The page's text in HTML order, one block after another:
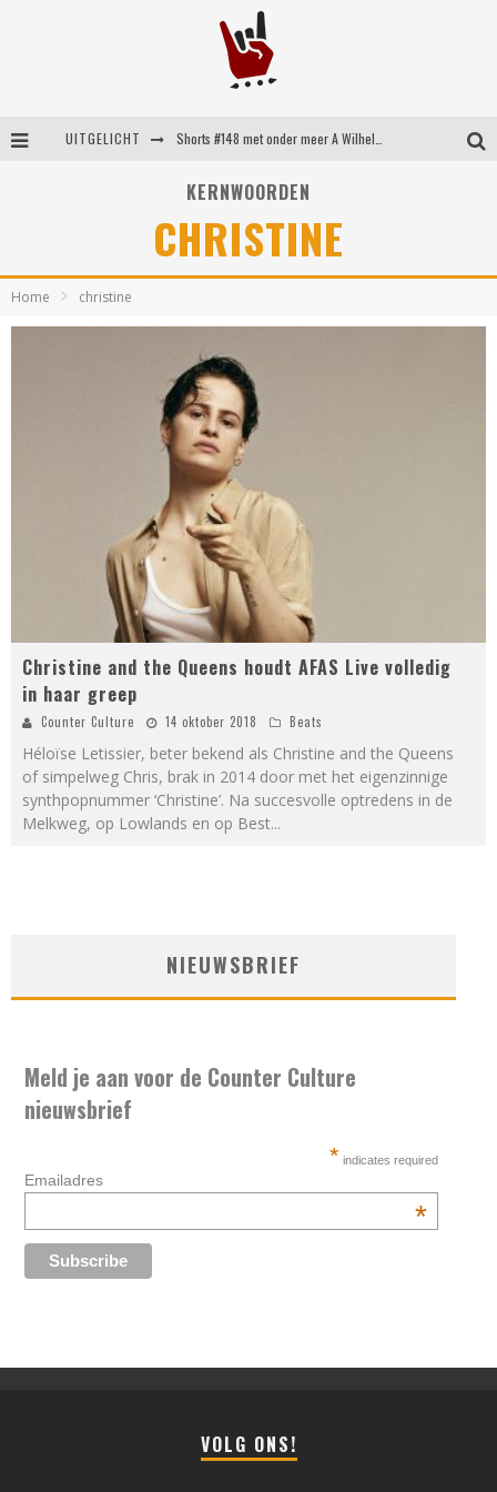
UITGELICHT
Shorts #149 met onder meer No Cure, Eva Under Fire, The Hu en Sleeping With Sirens
KERNWOORDEN
CHRISTINE
Home christine
Christine and the Queens houdt AFAS Live volledig
in haar greep
Counter Culture 14 oktober 2018 Beats
Héloïse Letissier, beter bekend als Christine and the Queens
of simpelweg Chris, brak in 2014 door met het eigenzinnige
synthpopnummer ‘Christine’. Na succesvolle optredens in de
Melkweg, op Lowlands en op Best...
NIEUWSBRIEF
Meld je aan voor de Counter Culture
nieuwsbrief
* indicates required
Emailadres
*
VOLG ONS!